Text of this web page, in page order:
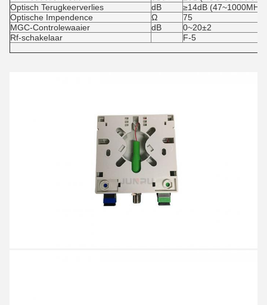
Optisch Terugkeerverlies
dB
≥14dB (47~1000MHz)
Optische Impendence
Ω
75
MGC-Controlewaaier
dB
0~20±2
Rf-schakelaar
F-5